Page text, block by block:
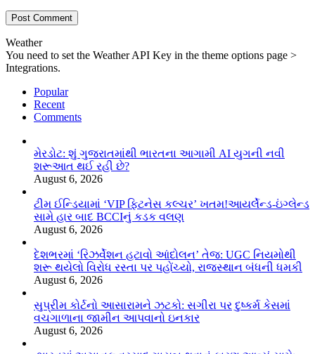
Weather
You need to set the Weather API Key in the theme options page >
Integrations.
Popular
Recent
Comments
મેરડોટ: શું ગુજરાતમાંથી ભારતના આગામી AI યુગની નવી
શરૂઆત થઈ રહી છે?
August 6, 2026
ટીમ ઈન્ડિયામાં ‘VIP ફિટનેસ કલ્ચર’ ખતમ!આયર્લેન્ડ-ઇંગ્લેન્ડ
સામે હાર બાદ BCCIનું કડક વલણ
August 6, 2026
દેશભરમાં ‘રિઝર્વેશન હટાવો આંદોલન’ તેજ: UGC નિયમોથી
શરૂ થયેલો વિરોધ રસ્તા પર પહોંચ્યો, રાજસ્થાન બંધની ધમકી
August 6, 2026
સુપ્રીમ કોર્ટનો આસારામને ઝટકો: સગીરા પર દુષ્કર્મ કેસમાં
વચગાળાના જામીન આપવાનો ઇનકાર
August 6, 2026